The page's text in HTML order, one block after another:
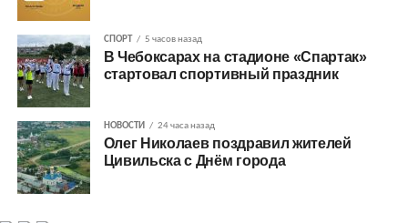
СПОРТ 5 часов назад
В Чебоксарах на стадионе «Спартак»
стартовал спортивный праздник
НОВОСТИ 24 часа назад
Олег Николаев поздравил жителей
Цивильска с Днём города